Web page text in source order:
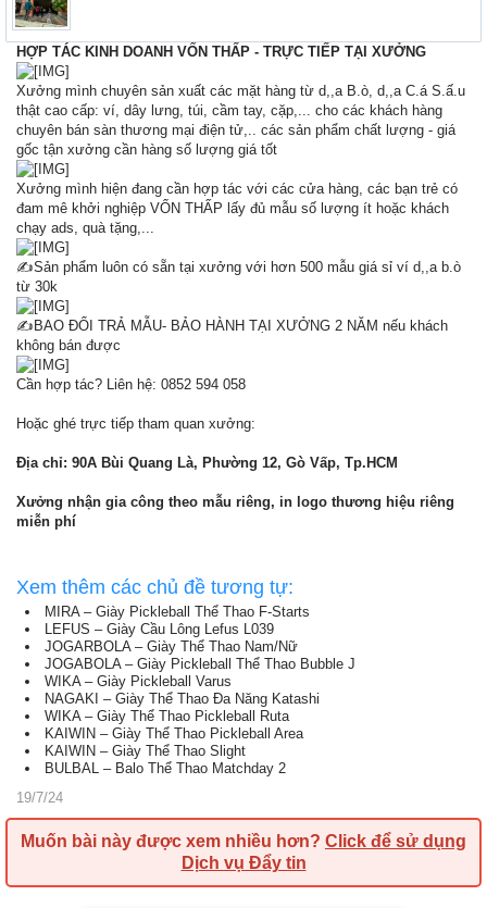
HỢP TÁC KINH DOANH VỐN THẤP - TRỰC TIẾP TẠI XƯỞNG
Xưởng mình chuyên sản xuất các mặt hàng từ d,,a B.ò, d,,a C.á S.ấ.u
thật cao cấp: ví, dây lưng, túi, cầm tay, cặp,... cho các khách hàng
chuyên bán sàn thương mại điện tử,.. các sản phẩm chất lượng - giá
gốc tận xưởng cần hàng số lượng giá tốt
Xưởng mình hiện đang cần hợp tác với các cửa hàng, các bạn trẻ có
đam mê khởi nghiệp VỐN THẤP lấy đủ mẫu số lượng ít hoặc khách
chạy ads, quà tặng,...
✍️Sản phẩm luôn có sẵn tại xưởng với hơn 500 mẫu giá sỉ ví d,,a b.ò
từ 30k
✍️BAO ĐỔI TRẢ MẪU- BẢO HÀNH TẠI XƯỞNG 2 NĂM nếu khách
không bán được
Cần hợp tác? Liên hệ: 0852 594 058
Hoặc ghé trực tiếp tham quan xưởng:
Địa chỉ: 90A Bùi Quang Là, Phường 12, Gò Vấp, Tp.HCM
Xưởng nhận gia công theo mẫu riêng, in logo thương hiệu riêng
miễn phí
Xem thêm các chủ đề tương tự:
MIRA – Giày Pickleball Thể Thao F-Starts
LEFUS – Giày Cầu Lông Lefus L039
JOGARBOLA – Giày Thể Thao Nam/Nữ
JOGABOLA – Giày Pickleball Thể Thao Bubble J
WIKA – Giày Pickleball Varus
NAGAKI – Giày Thể Thao Đa Năng Katashi
WIKA – Giày Thể Thao Pickleball Ruta
KAIWIN – Giày Thể Thao Pickleball Area
KAIWIN – Giày Thể Thao Slight
BULBAL – Balo Thể Thao Matchday 2
19/7/24
Muốn bài này được xem nhiều hơn? Click để sử dụng
Dịch vụ Đẩy tin